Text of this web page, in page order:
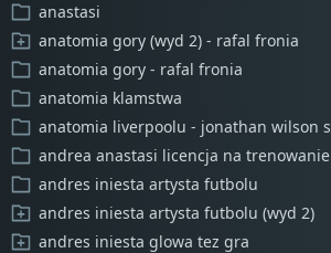
anastasi
anatomia gory (wyd 2) - rafal fronia
anatomia gory - rafal fronia
anatomia klamstwa
anatomia liverpoolu - jonathan wilson scott murray
andrea anastasi licencja na trenowanie
andres iniesta artysta futbolu
andres iniesta artysta futbolu (wyd 2)
andres iniesta glowa tez gra